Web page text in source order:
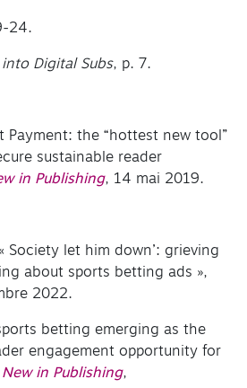
24.
into Digital Subs, p. 7.
Payment: the “hottest new tool”
sustainable reader
in Publishing, 14 mai 2019.
Society let him down’: grieving
about sports betting ads »,
2022.
betting emerging as the
engagement opportunity for
New in Publishing,